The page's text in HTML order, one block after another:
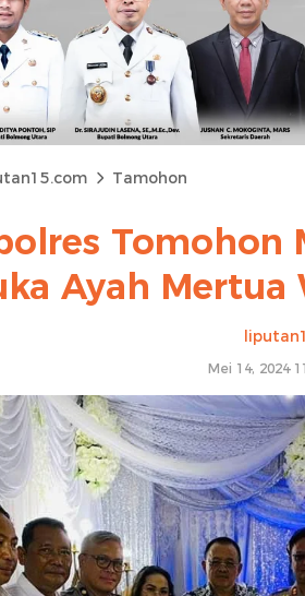
Tamohon
Tomohon
Ayah
Mei 14, 2024